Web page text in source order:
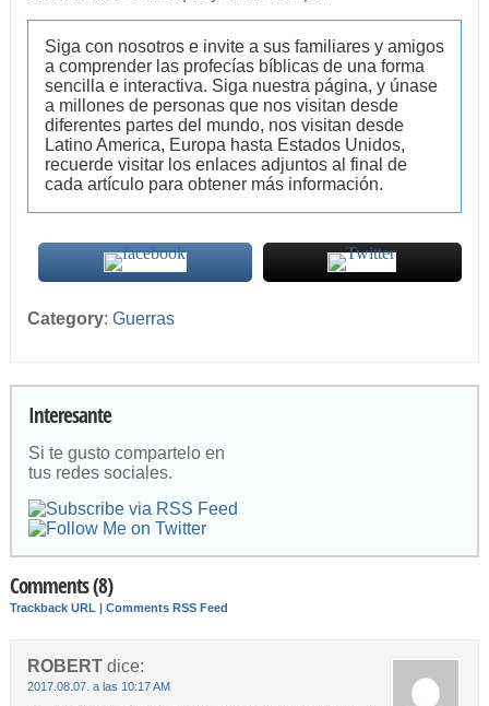
Siga con nosotros e invite a sus familiares y amigos
a comprender las profecías bíblicas de una forma
sencilla e interactiva. Siga nuestra página, y únase
a millones de personas que nos visitan desde
diferentes partes del mundo, nos visitan desde
Latino America, Europa hasta Estados Unidos,
recuerde visitar los enlaces adjuntos al final de
cada artículo para obtener más información.
Category: Guerras
Interesante
Si te gusto compartelo en
tus redes sociales.
Comments (8)
Trackback URL Comments RSS Feed
ROBERT dice:
2017.08.07. a las 10:17 AM